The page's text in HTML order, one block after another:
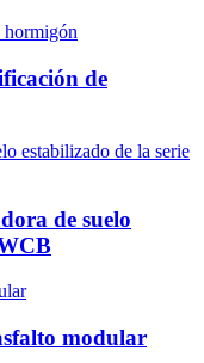
de
de suelo
modular